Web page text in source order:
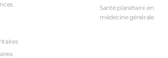
Santé planétaire en
médecine générale